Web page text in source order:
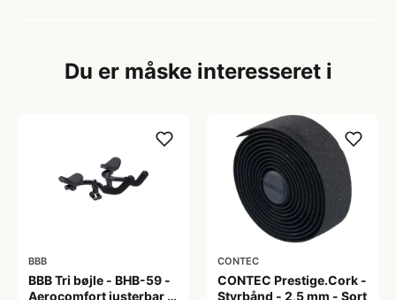
Du er måske interesseret i
BBB
BBB Tri bøjle - BHB-59 -
Aerocomfort justerbar i
CONTEC
CONTEC Prestige.Cork -
Styrbånd - 2,5 mm - Sort